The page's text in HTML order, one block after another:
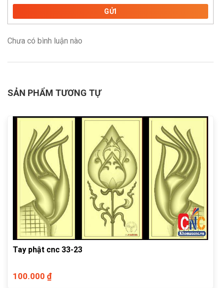
GỬI
Chưa có bình luận nào
SẢN PHẨM TƯƠNG TỰ
Tay phật cnc 33-23
100.000 ₫